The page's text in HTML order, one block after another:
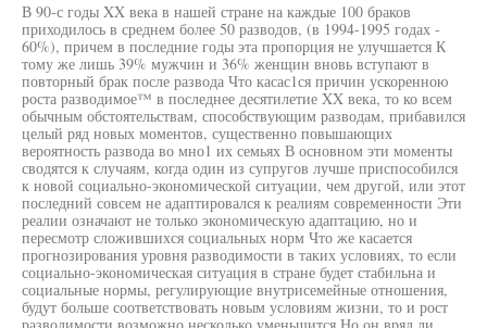
В 90-с годы XX века в нашей стране на каждые 100 браков
приходилось в среднем более 50 разводов, (в 1994-1995 годах -
60%), причем в последние годы эта пропорция не улучшается К
тому же лишь 39% мужчин и 36% женщин вновь вступают в
повторный брак после развода Что касас1ся причин ускоренною
роста разводимое™ в последнее десятилетие XX века, то ко всем
обычным обстоятельствам, способствующим разводам, прибавился
целый ряд новых моментов, существенно повышающих
вероятность развода во мно1 их семьях В основном эти моменты
сводятся к случаям, когда один из супругов лучше приспособился
к новой социально-экономической ситуации, чем другой, или этот
последний совсем не адаптировался к реалиям современности Эти
реалии означают не только экономическую адаптацию, но и
пересмотр сложившихся социальных норм Что же касается
прогнозирования уровня разводимости в таких условиях, то если
социально-экономическая ситуация в стране будет стабильна и
социальные нормы, регулирующие внутрисемейные отношения,
будут больше соответствовать новым условиям жизни, то и рост